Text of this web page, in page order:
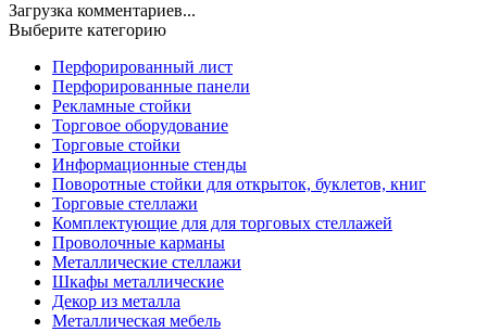
Загрузка комментариев...
Выберите категорию
Перфорированный лист
Перфорированные панели
Рекламные стойки
Торговое оборудование
Торговые стойки
Информационные стенды
Поворотные стойки для открыток, буклетов, книг
Торговые стеллажи
Комплектующие для для торговых стеллажей
Проволочные карманы
Металлические стеллажи
Шкафы металлические
Декор из металла
Металлическая мебель